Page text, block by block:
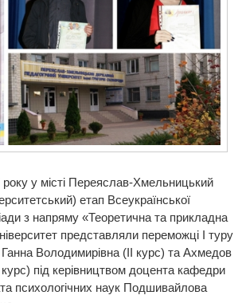
року у місті Переяслав-Хмельницький
етап Всеукраїнської
з напряму «Теоретична та прикладна
представляли переможці І туру
Володимирівна (ІІ курс) та Ахмедов
курс) під керівництвом доцента кафедри
психологічних наук Подшивайлова